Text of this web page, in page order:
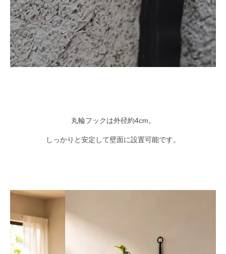
丸輪フックは外径約4cm。
しっかりと安定して壁面に設置可能です。